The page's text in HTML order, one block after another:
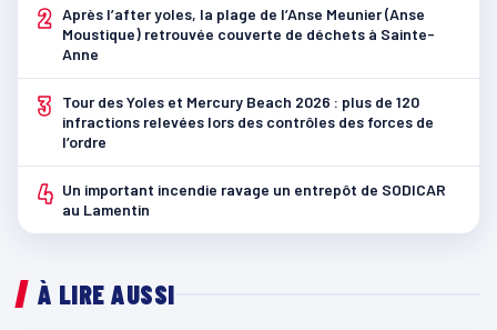
2 Après l’after yoles, la plage de l’Anse Meunier (Anse
Moustique) retrouvée couverte de déchets à Sainte-
Anne
3
Tour des Yoles et Mercury Beach 2026 : plus de 120
infractions relevées lors des contrôles des forces de
l’ordre
4 Un important incendie ravage un entrepôt de SODICAR
au Lamentin
À LIRE AUSSI